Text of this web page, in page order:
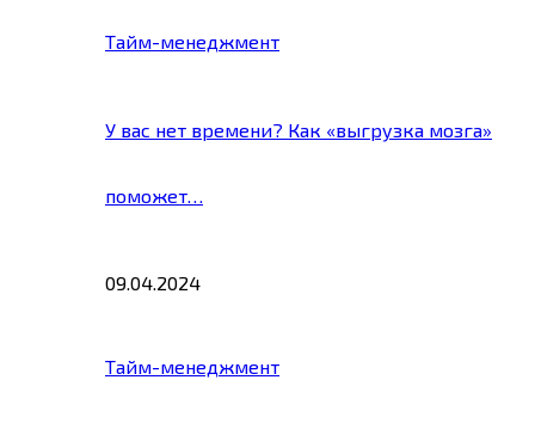
Тайм-менеджмент
У вас нет времени? Как «выгрузка мозга»
поможет…
09.04.2024
Тайм-менеджмент